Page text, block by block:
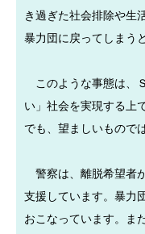
き過ぎた社会排除や生
暴力団に戻ってしまう
このような事態は、
い」社会を実現する上
でも、望ましいもので
警察は、離脱希望者
支援しています。暴力
おこなっています。ま